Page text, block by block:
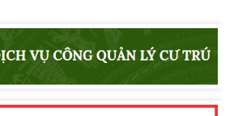
thông, phòng chống đuối nước và
trợ